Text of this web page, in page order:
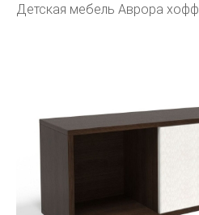
Детская мебель Аврора хофф